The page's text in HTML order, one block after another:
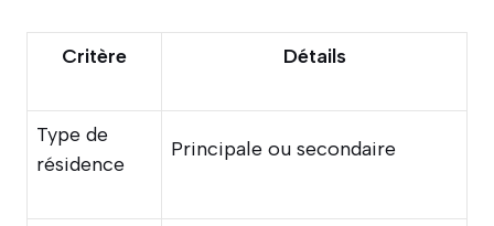
Critère Détails
Type de
résidence
Principale ou secondaire